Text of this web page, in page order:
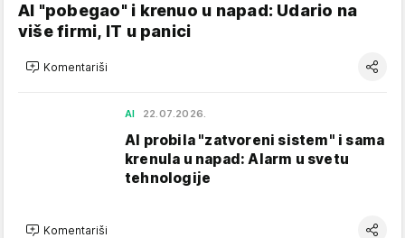
AI "pobegao" i krenuo u napad: Udario na
više firmi, IT u panici
Komentariši
AI 22.07.2026.
AI probila "zatvoreni sistem" i sama
krenula u napad: Alarm u svetu
tehnologije
Komentariši